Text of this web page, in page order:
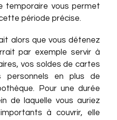
temporaire vous permet
période précise.
alors que vous détenez
par exemple servir à
vos soldes de cartes
en plus de
Pour une durée
de laquelle vous auriez
à couvrir, elle